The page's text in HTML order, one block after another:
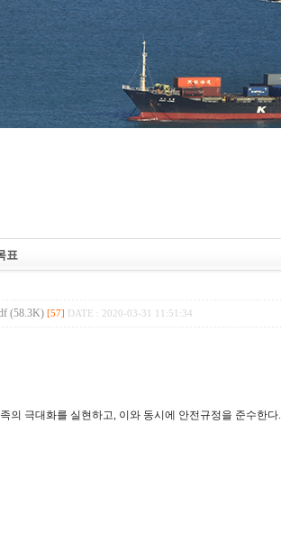
표
(58.3K) [57] DATE : 2020-03-31 11:51:34
의 극대화를 실현하고, 이와 동시에 안전규정을 준수한다.